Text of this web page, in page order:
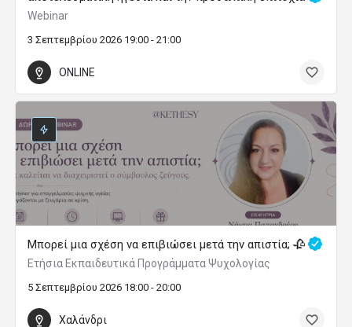
Webinar
3 Σεπτεμβρίου 2026 19:00 - 21:00
ONLINE
Μπορεί μια σχέση να επιβιώσει μετά την απιστία; 🥀
Ετήσια Εκπαιδευτικά Προγράμματα Ψυχολογίας
5 Σεπτεμβρίου 2026 18:00 - 20:00
Χαλάνδρι